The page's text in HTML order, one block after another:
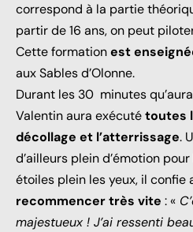
correspond à la partie
partir de 16 ans, on peut
Cette formationest
aux Sables d’Olonne.
Durant les 30 minutes
Valentin aura exécutétoutes
décollage et l’atterrissage.
d’ailleurs plein d’émotion
étoiles plein les yeux, il confie
recommencer très vite : «
majestueux ! J’ai ressenti